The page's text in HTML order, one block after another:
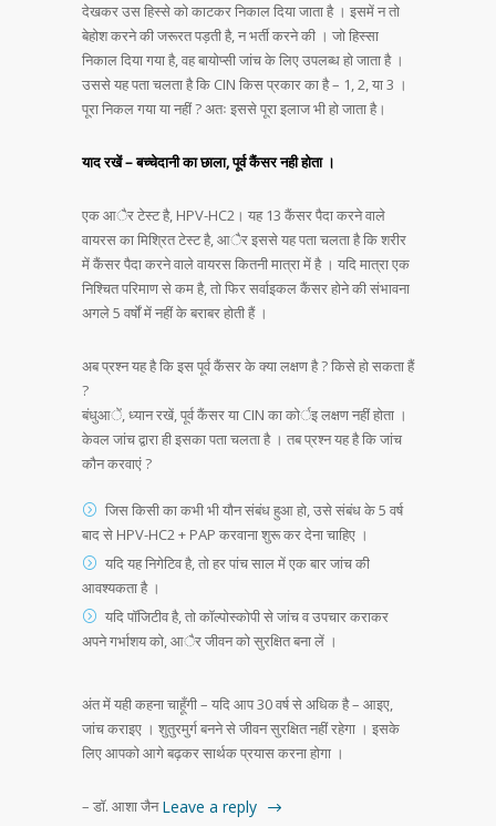
देखकर उस हिस्से को काटकर निकाल दिया जाता है । इसमें न तो
बेहोश करने की जरूरत पड़ती है, न भर्ती करने की । जो हिस्सा
निकाल दिया गया है, वह बायोप्सी जांच के लिए उपलब्ध हो जाता है ।
उससे यह पता चलता है कि CIN किस प्रकार का है – 1, 2, या 3 ।
पूरा निकल गया या नहीं ? अतः इससे पूरा इलाज भी हो जाता है।
याद रखें – बच्चेदानी का छाला, पूर्व कैंसर नही होता ।
एक आैर टेस्ट है, HPV-HC2। यह 13 कैंसर पैदा करने वाले
वायरस का मिश्रित टेस्ट है, आैर इससे यह पता चलता है कि शरीर
में कैंसर पैदा करने वाले वायरस कितनी मात्रा में है । यदि मात्रा एक
निश्चित परिमाण से कम है, तो फिर सर्वाइकल कैंसर होने की संभावना
अगले 5 वर्षों में नहीं के बराबर होती हैं ।
अब प्रश्न यह है कि इस पूर्व कैंसर के क्या लक्षण है ? किसे हो सकता हैं
?
बंधुआें, ध्यान रखें, पूर्व कैंसर या CIN का कोर्इ लक्षण नहीं होता ।
केवल जांच द्वारा ही इसका पता चलता है । तब प्रश्न यह है कि जांच
कौन करवाएं ?
जिस किसी का कभी भी यौन संबंध हुआ हो, उसे संबंध के 5 वर्ष
बाद से HPV-HC2 + PAP करवाना शुरू कर देना चाहिए ।
यदि यह निगेटिव है, तो हर पांच साल में एक बार जांच की
आवश्यकता है ।
यदि पाॅजिटीव है, तो काॅल्पोस्कोपी से जांच व उपचार कराकर
अपने गर्भाशय को, आैर जीवन को सुरक्षित बना लें ।
अंत में यही कहना चाहूँगी – यदि आप 30 वर्ष से अधिक है – आइए,
जांच कराइए । शुतुरमुर्ग बनने से जीवन सुरक्षित नहीं रहेगा । इसके
लिए आपको आगे बढ़कर सार्थक प्रयास करना होगा ।
– डॉ. आशा जैन Leave a reply